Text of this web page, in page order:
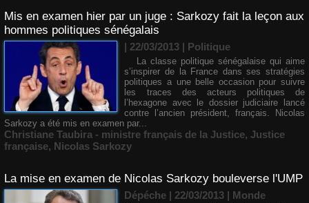
Mis en examen hier par un juge : Sarkozy fait la leçon aux
hommes politiques sénégalais
| 22/03/2013 | Politique
La classe politique sénégalaise qui aime
s’inspirer de la France dans ses stratégies
politiques a une belle occasion pour suivre
les traces des acteurs politiques de
l’hexagone avec le dossier judiciaire lancé
contre l’ancien président, français. Nicolas
Sarkozy a été mis en examen par...
Christiane Taubira - ministre français de la Justice, Justice
française, Nicolas Sarkozy
La mise en examen de Nicolas Sarkozy bouleverse l'UMP
Dépéche | 22/03/2013 | Monde